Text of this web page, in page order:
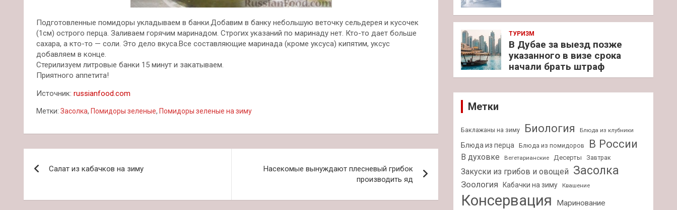
Подготовленные помидоры укладываем в банки.Добавим в банку небольшую веточку сельдерея и кусочек
(1см) острого перца. Заливаем горячим маринадом. Строгих указаний по маринаду нет. Кто-то дает больше
сахара, а кто-то — соли. Это дело вкуса.Все составляющие маринада (кроме уксуса) кипятим, уксус
добавляем в конце.
Стерилизуем литровые банки 15 минут и закатываем.
Приятного аппетита!
Источник: russianfood.com
Метки: Засолка, Помидоры зеленые, Помидоры зеленые на зиму
по
записям
Салат из кабачков на зиму
Насекомые вынуждают плесневый грибок
производить яд
ТУРИЗМ
В Дубае за выезд позже
указанного в визе срока
начали брать штраф
Метки
Баклажаны на зиму Биология Блюда из клубники
Блюда из перца Блюда из помидоров В России
В духовке Вегетарианские Десерты Завтрак
Закуски из грибов и овощей Засолка
Зоология Кабачки на зиму Квашение
Консервация Маринование